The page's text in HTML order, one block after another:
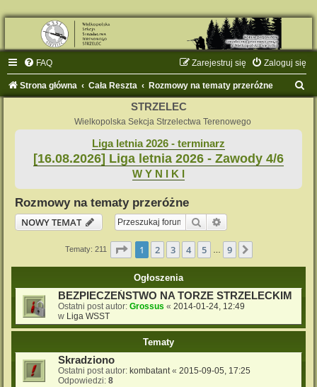
FAQ Zaloguj się
Zarejestruj się
Strona główna Cała Reszta Rozmowy na tematy przeróżne
STRZELEC
Wielkopolska Sekcja Strzelectwa Terenowego
Liga letnia 2026 - terminarz
[16.08.2026] Liga letnia 2026 - Zawody 4/6
W Y N I K I
Rozmowy na tematy przeróżne
NOWY TEMAT
Szukaj
Tematy: 211 Strona1 z9
1 2 3 4 5 9
Ogłoszenia
BEZPIECZEŃSTWO NA TORZE STRZELECKIM
Ostatni post autor: Grossus « 2014-01-24, 12:49
w Liga WSST
Tematy
Skradziono
Ostatni post autor: kombatant« 2015-09-05, 17:25
Odpowiedzi: 8